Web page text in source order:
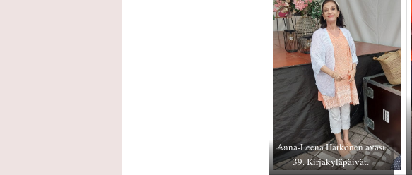
Anna-Leena Härkönen avasi
39. Kirjakyläpäivät.